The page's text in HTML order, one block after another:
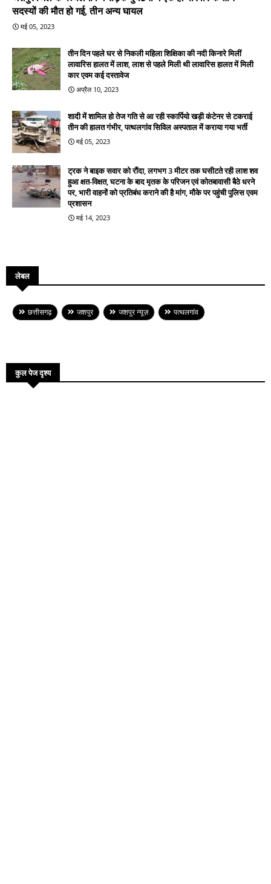
सदस्यों की मौत हो गई, तीन अन्य घायल
मई 05, 2023
तीन दिन पहले घर से निकली महिला शिक्षिका की नदी किनारे मिलीं
लावारिस हालत में लाश, लाश से पहले मिली थी लावारिस हालत में मिली
कार एवम कई दस्तावेज
अप्रैल 10, 2023
शादी में शामिल हो तेज गति से आ रही स्कार्पियो खड़ी कंटेनर से टकराई
तीन की हालत गंभीर, पत्थलगांव सिविल अस्पताल में कराया गया भर्ती
मई 05, 2023
ट्रक ने बाइक सवार को रौंदा, लगभग 3 मीटर तक घसीटते रही लाश शव
हुआ क्षत-विक्षत, घटना के बाद मृतक के परिजन एवं कोतबावासी बैठे धरने
पर, भारी वाहनों को प्रतिबंध कराने की है मांग, मौके पर पहुंची पुलिस एवम
प्रशासन
मई 14, 2023
लेबल
छत्तीसगढ़ जशपुर जशपुर न्यूज़ पत्थलगांव
कुल पेज दृश्य